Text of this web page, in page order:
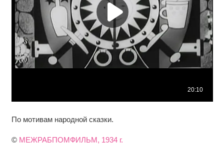
По мотивам народной сказки.
© МЕЖРАБПОМФИЛЬМ, 1934 г.